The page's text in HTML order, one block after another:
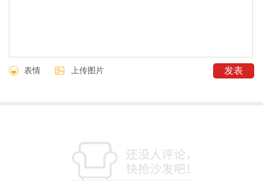
表情 上传图片